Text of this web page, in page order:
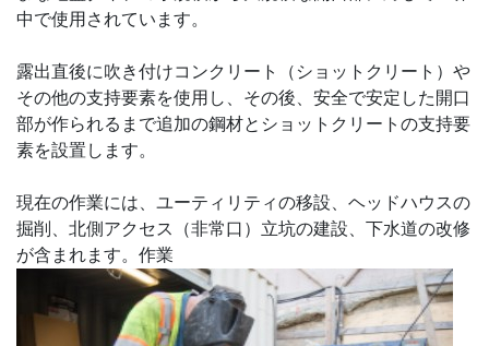
中で使用されています。
露出直後に吹き付けコンクリート（ショットクリート）や
その他の支持要素を使用し、その後、安全で安定した開口
部が作られるまで追加の鋼材とショットクリートの支持要
素を設置します。
現在の作業には、ユーティリティの移設、ヘッドハウスの
掘削、北側アクセス（非常口）立坑の建設、下水道の改修
が含まれます。作業